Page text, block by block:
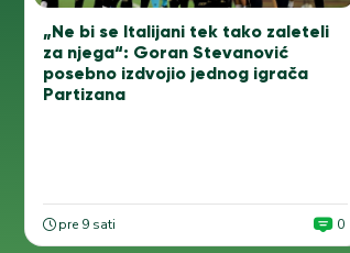
„Ne bi se Italijani tek tako zaleteli
za njega“: Goran Stevanović
posebno izdvojio jednog igrača
Partizana
pre 9 sati 0